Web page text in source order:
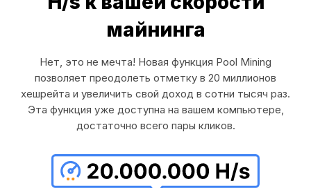
майнинга
Нет, это не мечта! Новая функция Pool Mining
позволяет преодолеть отметку в 20 миллионов
хешрейта и увеличить свой доход в сотни тысяч раз.
Эта функция уже доступна на вашем компьютере,
достаточно всего пары кликов.